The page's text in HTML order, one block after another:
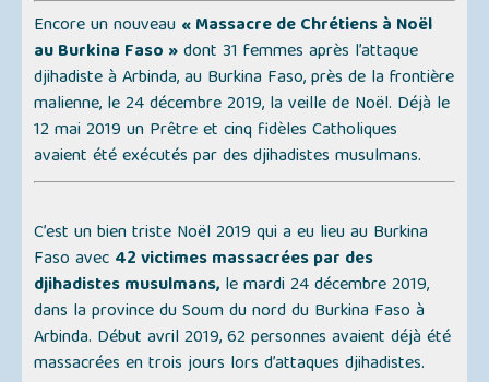
Encore un nouveau « Massacre de Chrétiens à Noël
au Burkina Faso »dont 31 femmes après l’attaque
djihadiste à Arbinda, au Burkina Faso, près de la frontière
malienne, le 24 décembre 2019, la veille de Noël. Déjà le
12 mai 2019 un Prêtre et cinq fidèles Catholiques
avaient été exécutés par des djihadistes musulmans.
C’est un bien triste Noël 2019 qui a eu lieu au Burkina
Faso avec 42 victimes massacrées par des
djihadistes musulmans, le mardi 24 décembre 2019,
dans la province du Soum du nord du Burkina Faso à
Arbinda. Début avril 2019, 62 personnes avaient déjà été
massacrées en trois jours lors d’attaques djihadistes.